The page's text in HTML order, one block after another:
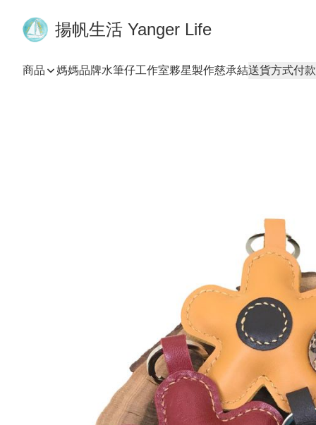
揚帆生活 Yanger Life
商品 媽媽品牌水筆仔工作室夥星製作慈承結送貨方式付